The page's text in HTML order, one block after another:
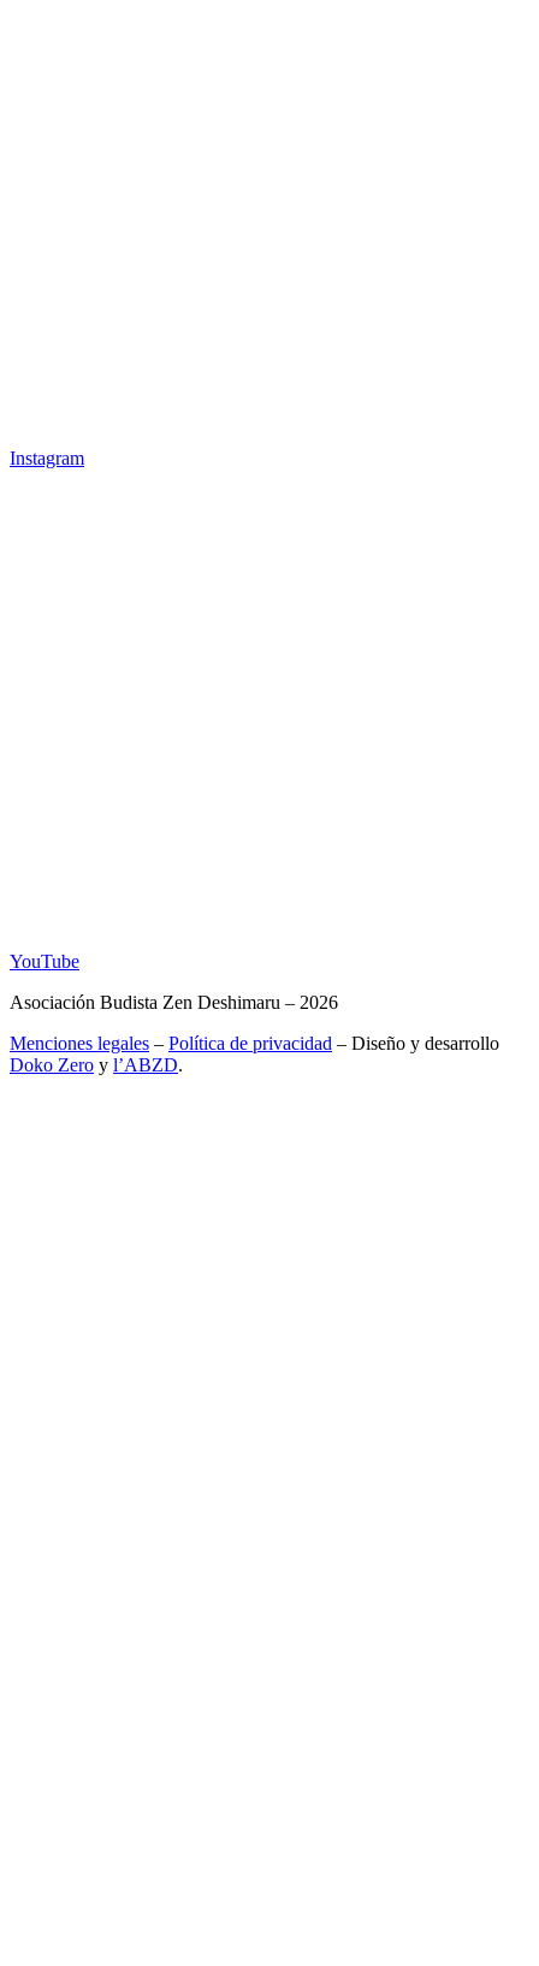
Instagram
YouTube
Asociación Budista Zen Deshimaru – 2026
Menciones legales – Política de privacidad – Diseño y desarrollo
Doko Zero y l’ABZD.